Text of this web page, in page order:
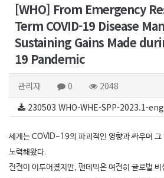
[WHO] From Emergency
Term COVID-19 Disease
Sustaining Gains Made
19 Pandemic
관리자 0 2048
230503 WHO-WHE-SPP-2023.1-
세계는 COVID-19의 파괴적인 영향과 싸우며 그
노력해왔다.
진전이 이루어졌지만, 팬데믹은 여전히 글로벌 비